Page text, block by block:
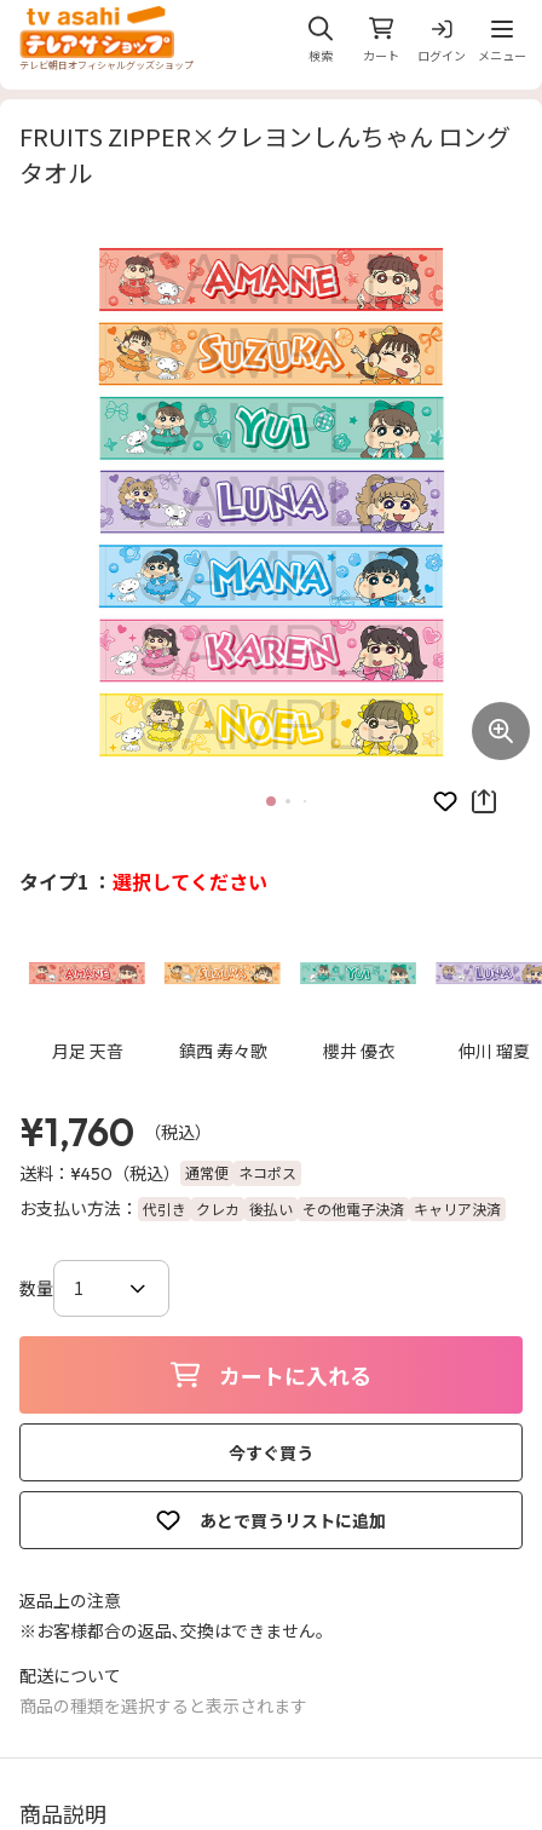
テレビ朝日オフィシャルグッズショップ
検索 カート ログイン
メニ
メニュー
お気に入り
FRUITS ZIPPER×クレヨンしんちゃん ロング
タオル
タイプ1 ： 選択してください
月足 天音 鎮西 寿々歌 櫻井 優衣 仲川 瑠夏
¥1,760
（税込）
送料： ¥450 （税込） 通常便 ネコポス
お支払い方法： 代引き クレカ 後払い その他電子決済 キャリア決済
数量
カートに入れる
今すぐ買う
あとで買うリストに追加
返品上の注意
※お客様都合の返品､交換はできません｡
配送について
商品の種類を選択すると表示されます
商品説明